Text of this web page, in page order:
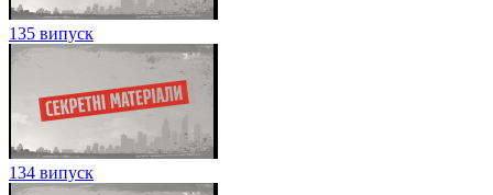
135 випуск
134 випуск